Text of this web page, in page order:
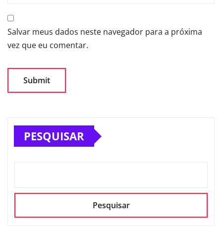
Salvar meus dados neste navegador para a próxima
vez que eu comentar.
PESQUISAR
Pesquisar